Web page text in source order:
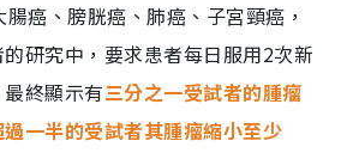
癌、膀胱癌、肺癌、子宮頸癌，
研究中，要求患者每日服用2次新
終顯示有三分之一受試者的腫瘤
一半的受試者其腫瘤縮小至少